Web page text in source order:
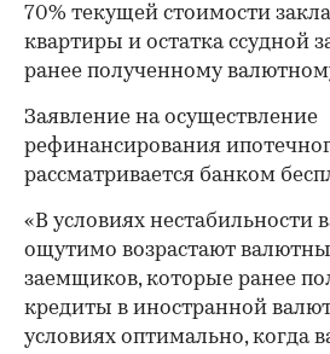
70% текущей стоимости
квартиры и остатка ссудной
ранее полученному
Заявление на осуществление
рефинансирования
рассматривается банком
«В условиях нестабильности
ощутимо возрастают
заемщиков, которые ранее
кредиты в иностранной
условиях оптимально, когда